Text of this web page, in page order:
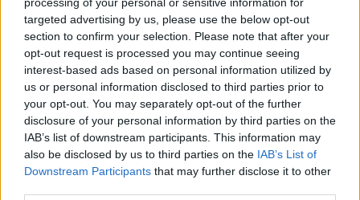
targeted advertising by us, please use the below opt-out
section to confirm your selection. Please note that after your
opt-out request is processed you may continue seeing
interest-based ads based on personal information utilized by
us or personal information disclosed to third parties prior to
your opt-out. You may separately opt-out of the further
disclosure of your personal information by third parties on the
IAB’s list of downstream participants. This information may
also be disclosed by us to third parties on the IAB’s List of
Downstream Participants that may further disclose it to other
ΔΕΙΤΕ ΕΠΙΣΗΣ